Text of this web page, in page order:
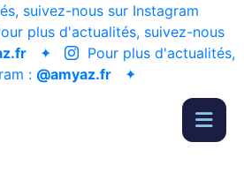
suivez-nous sur Instagram
plus d'actualités, suivez-nous
✦
Pour plus d'actualités,
: @amyaz.fr ✦